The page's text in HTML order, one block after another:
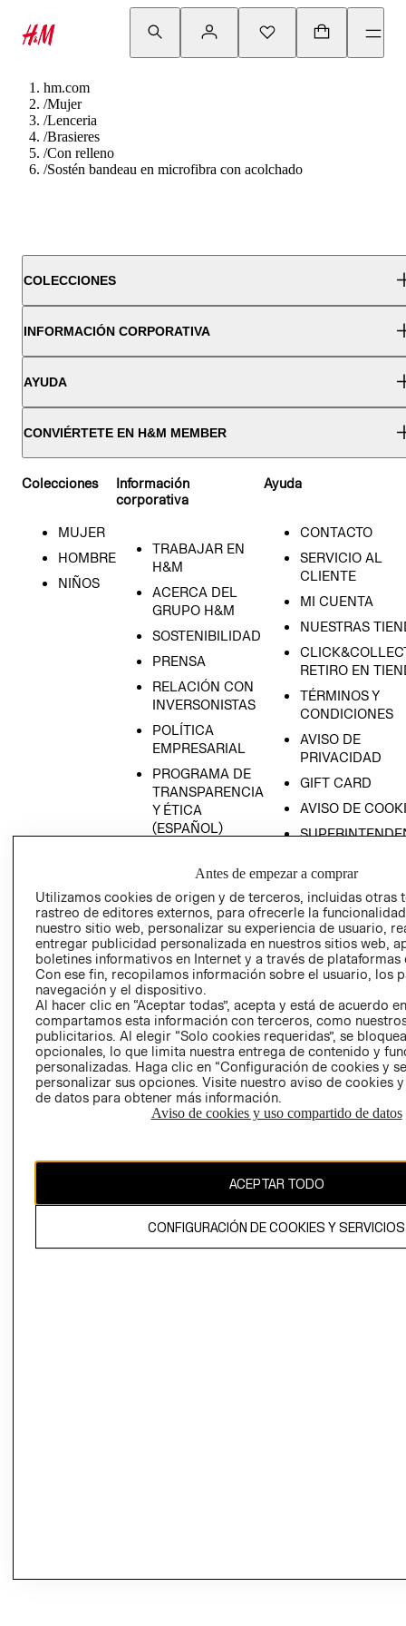
hm.com
/Mujer
/Lenceria
/Brasieres
/Con relleno
/Sostén bandeau en microfibra con acolchado
COLECCIONES
INFORMACIÓN CORPORATIVA
AYUDA
CONVIÉRTETE EN H&M MEMBER
Colecciones
MUJER
HOMBRE
NIÑOS
Información
corporativa
TRABAJAR EN
H&M
ACERCA DEL
GRUPO H&M
SOSTENIBILIDAD
PRENSA
RELACIÓN CON
INVERSONISTAS
POLÍTICA
EMPRESARIAL
PROGRAMA DE
TRANSPARENCIA
Y ÉTICA
(ESPAÑOL)
TRANSPARENCIA
Y ÉTICA (INGLÉS)
Ayuda
CONTACTO
SERVICIO AL
CLIENTE
MI CUENTA
NUESTRAS
RETIRO EN
TÉRMINOS Y
CONDICIONES
AVISO DE
PRIVACIDAD
GIFT CARD
AVISO DE
COMERCIO - SIC
PETICIONES
QUEJAS Y
RECLAMOS
Colombia ($)
CAMBIAR REGIÓN
propiedad de H&M Hennes & Mauritz AB.
Antes de empezar a comprar
Utilizamos cookies de origen y de terceros, incluidas otras
rastreo de editores externos, para ofrecerle la
nuestro sitio web, personalizar su experiencia de usuario,
entregar publicidad personalizada en nuestros sitios web,
boletines informativos en Internet y a través de plataformas
Con ese fin, recopilamos información sobre el usuario, los
navegación y el dispositivo.
Al hacer clic en “Aceptar todas”, acepta y está de acuerdo
compartamos esta información con terceros, como
publicitarios. Al elegir “Solo cookies requeridas”, se
opcionales, lo que limita nuestra entrega de contenido y
personalizadas. Haga clic en “Configuración de cookies y
personalizar sus opciones. Visite nuestro aviso de cookies
de datos para obtener más información.
Aviso de cookies y uso compartido de datos
ACEPTAR TODO
CONFIGURACIÓN DE COOKIES Y SERVICIOS